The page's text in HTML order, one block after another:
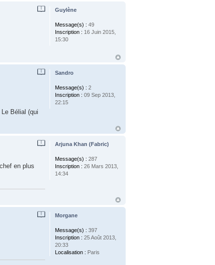
Guylène
Message(s) : 49
Inscription : 16 Juin 2015,
15:30
Bélial (qui
Sandro
Message(s) : 2
Inscription : 09 Sep 2013,
22:15
en plus
Arjuna Khan (Fabric)
Message(s) : 287
Inscription : 26 Mars 2013,
14:34
Morgane
Message(s) : 397
Inscription : 25 Août 2013,
20:33
Localisation : Paris